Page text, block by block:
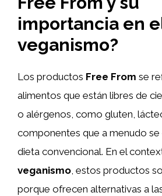
importancia en
veganismo?
Los productos Free From se
alimentos que están libres de
o alérgenos, como gluten,
componentes que a menudo se
dieta convencional. En el
veganismo , estos productos
porque ofrecen alternativas a